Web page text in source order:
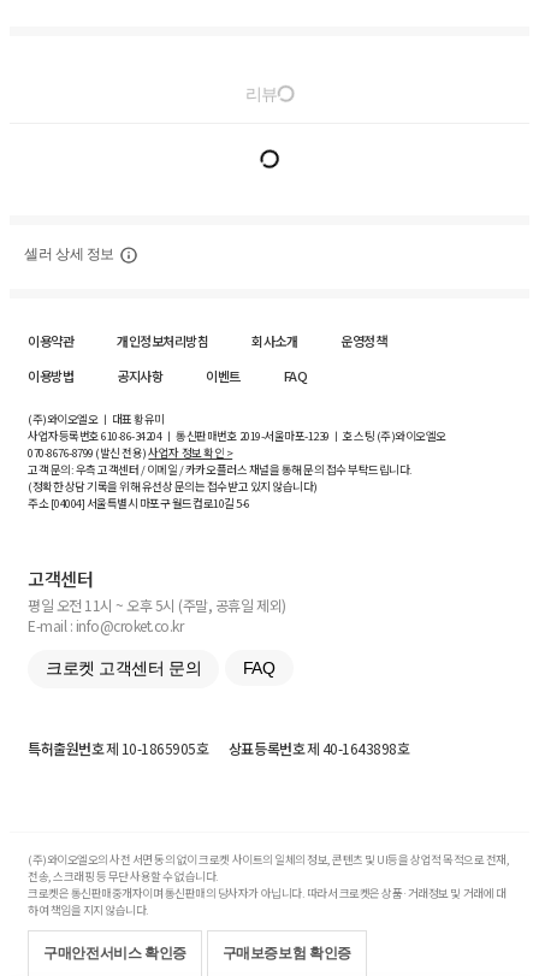
리뷰
셀러 상세 정보
이용약관 개인정보처리방침 회사소개
운영정책
이용방법
공지사항 이벤트 FAQ
(주)와이오엘오 ㅣ 대표 황유미
사업자등록번호610-86-34204ㅣ 통신판매번호 2019-서울마포-1239 ㅣ 호스팅 (주)와이오엘오
070-8676-8799 (발신 전용)사업자 정보 확인 >
고객 문의: 우측 고객센터 / 이메일 / 카카오플러스 채널을 통해 문의 접수 부탁드립니다.
(정확한 상담 기록을 위해 유선상 문의는 접수받고 있지 않습니다)
주소 [04004] 서울특별시 마포구 월드컵로10길5-6
고객센터
평일 오전 11시 ~ 오후 5시 (주말, 공휴일 제외)
E-mail : info@croket.co.kr
크로켓 고객센터 문의 FAQ
특허출원번호제 10-1865905호 상표등록번호제 40-1643898호
(주)와이오엘오의 사전 서면 동의 없이 크로켓 사이트의 일체의 정보, 콘텐츠 및 UI등을 상업적 목적으로 전재,
전송, 스크래핑 등 무단 사용할 수 없습니다.
크로켓은 통신판매중개자이며 통신판매의 당사자가 아닙니다. 따라서 크로켓은 상품·거래정보 및 거래에 대
하여 책임을 지지 않습니다.
구매안전서비스 확인증 구매보증보험 확인증